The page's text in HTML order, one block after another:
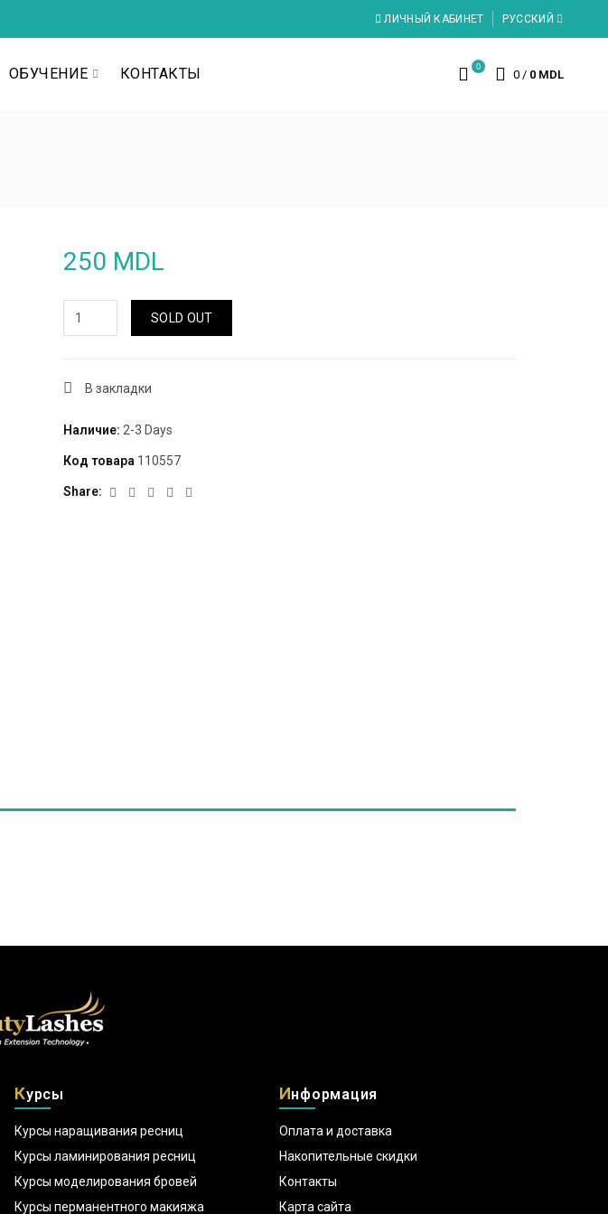
ЛИЧНЫЙ КАБИНЕТ РУССКИЙ
ОБУЧЕНИЕ КОНТАКТЫ 0
0 / 0 MDL
250 MDL
SOLD OUT
В закладки
Наличие: 2-3 Days
Код товара 110557
Share:
Курсы
Курсы наращивания ресниц
Курсы ламинирования ресниц
Курсы моделирования бровей
Курсы перманентного макияжа
Информация
Оплата и доставка
Накопительные скидки
Контакты
Карта сайта